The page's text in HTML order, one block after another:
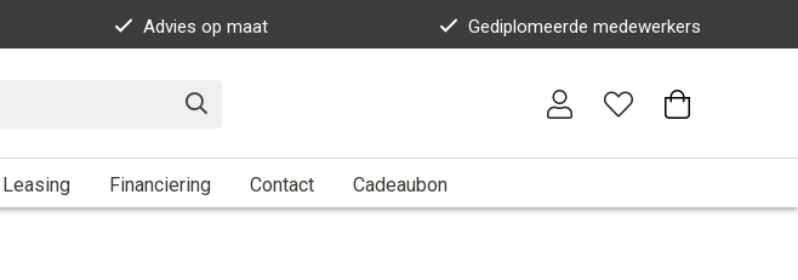
Advies op maat Gediplomeerde medewerkers
Leasing Financiering Contact Cadeaubon